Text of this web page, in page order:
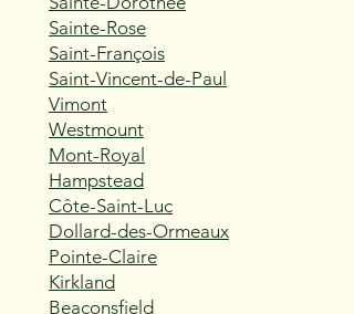
Sainte-Rose
Saint-François
Saint-Vincent-de-Paul
Vimont
Westmount
Mont-Royal
Hampstead
Côte-Saint-Luc
Dollard-des-Ormeaux
Pointe-Claire
Kirkland
Beaconsfield